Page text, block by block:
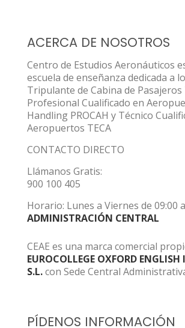
ACERCA DE NOSOTROS
Centro de Estudios Aeronáuticos
escuela de enseñanza dedicada a
Tripulante de Cabina de Pasajeros
Profesional Cualificado en
Handling PROCAH y Técnico
Aeropuertos TECA
CONTACTO DIRECTO
Llámanos Gratis:
900 100 405
Horario: Lunes a Viernes de 09:00
ADMINISTRACIÓN CENTRAL
CEAE es una marca comercial
EUROCOLLEGE OXFORD
S.L.con Sede Central
PÍDENOS INFORMACIÓN